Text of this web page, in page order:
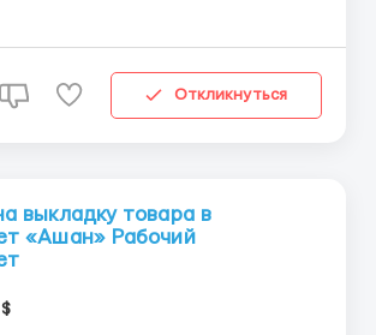
длительного хранения,
Откликнуться
выкладку товара в
«Ашан» Рабочий